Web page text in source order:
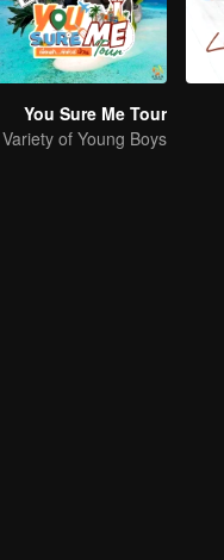
You Sure Me Tour
Variety of Young Boys